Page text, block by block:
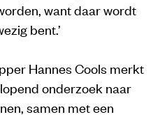
want daar wordt
bent.’
Hannes Cools merkt
onderzoek naar
samen met een